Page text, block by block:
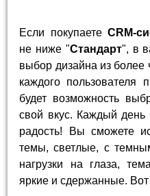
Если покупаете CRM-
не ниже "Стандарт", в
выбор дизайна из более
каждого пользователя
будет возможность
свой вкус. Каждый
радость! Вы сможете
темы, светлые, с
нагрузки на глаза,
яркие и сдержанные.